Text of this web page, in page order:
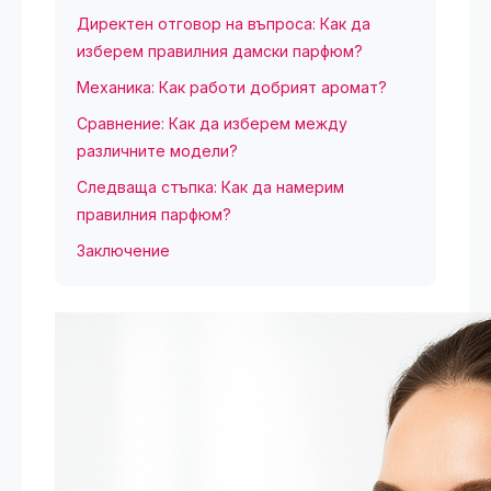
Директен отговор на въпроса: Как да
изберем правилния дамски парфюм?
Механика: Как работи добрият аромат?
Сравнение: Как да изберем между
различните модели?
Следваща стъпка: Как да намерим
правилния парфюм?
Заключение